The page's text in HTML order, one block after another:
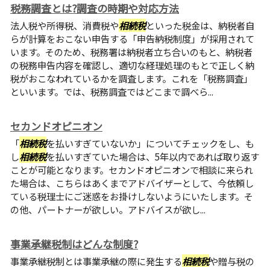
税務調査とは?調査の時期や対応方法
法人税や所得税、消費税や相続税といった税金は、納税者自
らが計算をおこない申告する「申告納税制度」が採用されて
います。そのため、税務署は納税者立ち合いのもと、納税者
の税務申告内容を確認し、適切な経理処理のもとで正しく納
税がおこなわれているかを調査します。これを「税務調査」
といいます。では、税務調査ではどこまで調べら...
セカンドオピニオン
「相続税を払いすぎていないか」についてチェックをし、も
し相続税を払いすぎていた場合は、5年以内であれば取り返す
ことが可能となります。セカンドオピニオンで相談に来られ
た場合は、こちらはあくまでアドバイザーとして、今依頼し
ている税理士にご迷惑をお掛けしないようにいたします。そ
の他、パートナーが欲しい。アドバイスが欲し...
事業承継税制はどんな制度?
事業承継税制とは事業承継の際に発生する相続税や贈与税の